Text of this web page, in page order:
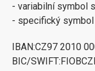
- variabilní symbol
- specifický symbol
IBAN:CZ97 2010
BIC/